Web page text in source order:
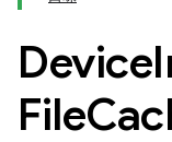
Device
File